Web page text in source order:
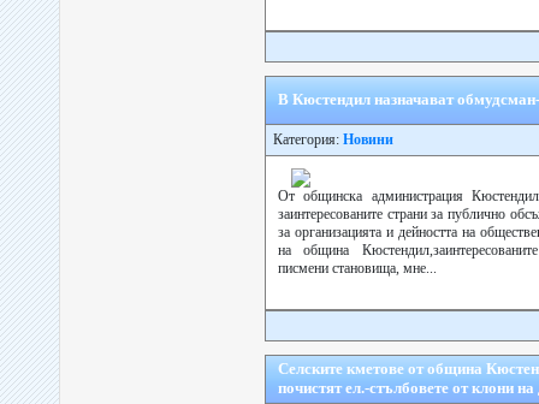
В Кюстендил назначават
Категория: Новини
От общинска администрация
заинтересованите страни за публично
за организацията и дейността на
на община
писмени становища, мне...
Селските кметове от община
почистят ел.-стълбовете от клони